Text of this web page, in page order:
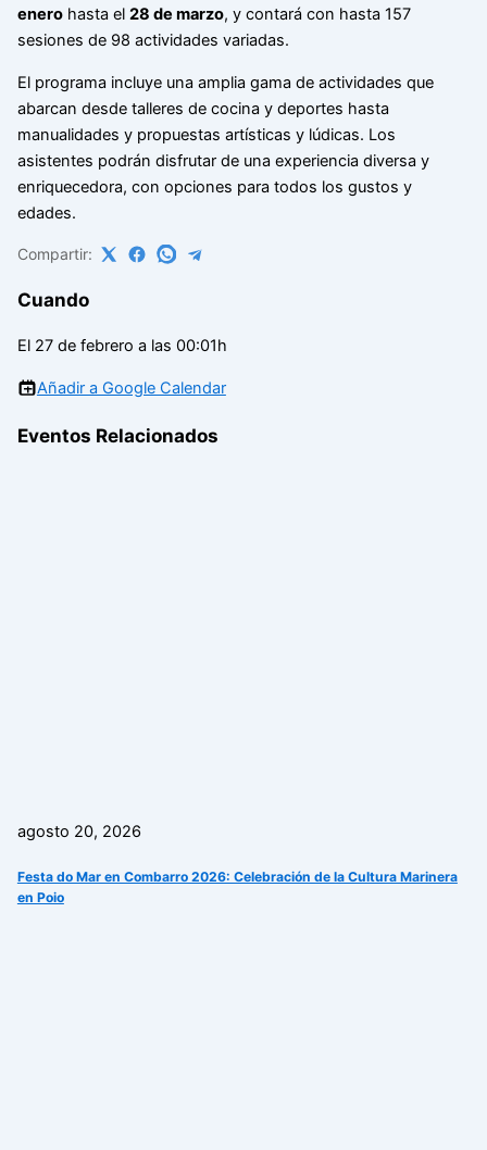
enerohasta el 28 de marzo, y contará con hasta 157
sesiones de 98 actividades variadas.
El programa incluye una amplia gama de actividades que
abarcan desde talleres de cocina y deportes hasta
manualidades y propuestas artísticas y lúdicas. Los
asistentes podrán disfrutar de una experiencia diversa y
enriquecedora, con opciones para todos los gustos y
edades.
Compartir:
Cuando
El 27 de febrero a las 00:01h
Añadir a Google Calendar
Eventos Relacionados
agosto 20, 2026
Festa do Mar en Combarro 2026: Celebración de la Cultura Marinera
en Poio